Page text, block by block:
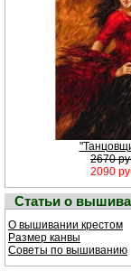
2670
2090
Статьи о
О вышивании крестом
Размер канвы
Советы по вышиванию